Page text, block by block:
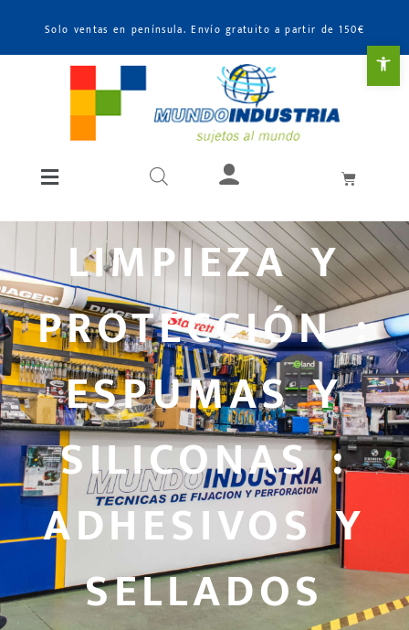
Solo ventas en península. Envío gratuito a partir de 150€
LIMPIEZA Y
PROTECCIÓN :
ESPUMAS Y
SILICONAS :
ADHESIVOS Y
SELLADOS